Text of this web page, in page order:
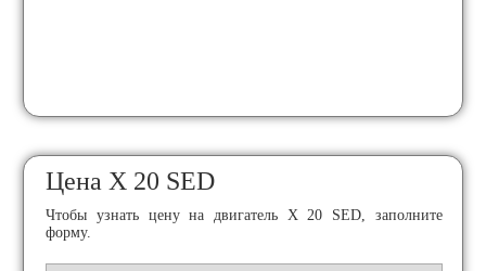
Цена X 20 SED
Чтобы узнать цену на двигатель X 20 SED, заполните
форму.